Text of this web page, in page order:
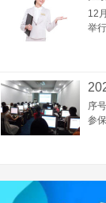
12
举
序
参